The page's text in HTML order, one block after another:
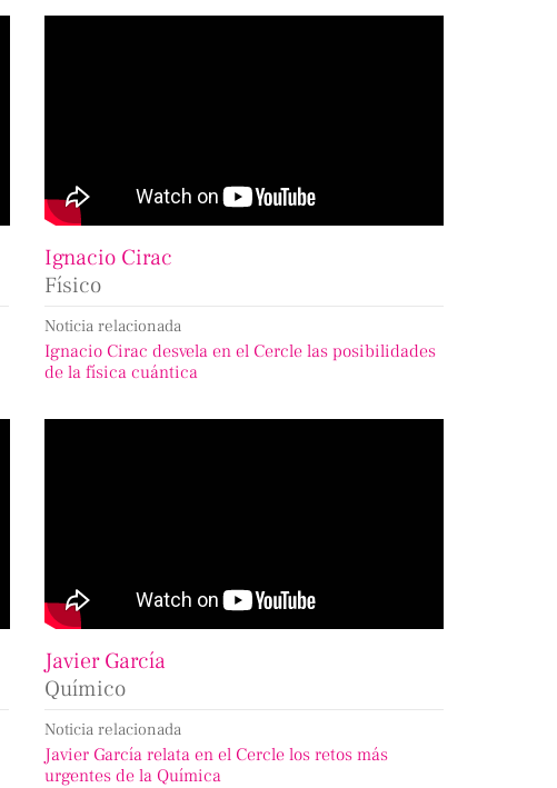
Ignacio Cirac
Físico
Noticia relacionada
Ignacio Cirac desvela en el Cercle las posibilidades
de la física cuántica
Javier García
Químico
Noticia relacionada
Javier García relata en el Cercle los retos más
urgentes de la Química